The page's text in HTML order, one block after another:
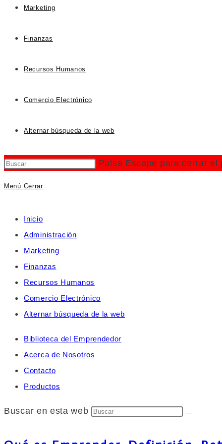
Marketing
Finanzas
Recursos Humanos
Comercio Electrónico
Alternar búsqueda de la web
Pulsa Escape para cerrar el
Menú Cerrar
Inicio
Administración
Marketing
Finanzas
Recursos Humanos
Comercio Electrónico
Alternar búsqueda de la web
Biblioteca del Emprendedor
Acerca de Nosotros
Contacto
Productos
Buscar en esta web